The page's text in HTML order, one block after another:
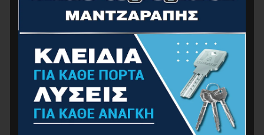
ΒΕΡΜΟΥΔΑ ΜΕ ΤΣΕΠΕΣ M/50, 260g/m2